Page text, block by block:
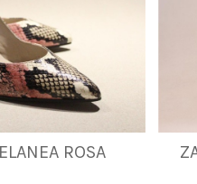
ROSA
41 42